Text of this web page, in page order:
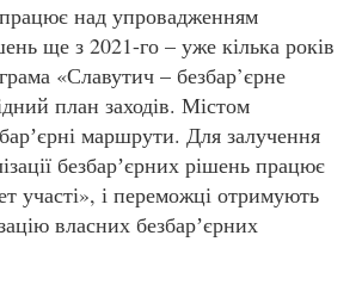
над упровадженням
ще з 2021-го – уже кілька років
«Славутич – безбар’єрне
план заходів. Містом
маршрути. Для залучення
безбарʼєрних рішень працює
участі», і переможці отримують
власних безбарʼєрних